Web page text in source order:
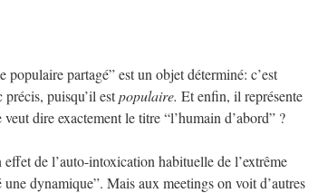
partagé” est un objet déterminé: c’est
précis, puisqu’il estpopulaire. Et enfin, il représente
dire exactement le titre “l’humain d’abord” ?
de l’auto-intoxication habituelle de l’extrême
une dynamique”. Mais aux meetings on voit d’autres